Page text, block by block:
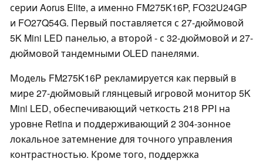
серии Aorus Elite, а именно FM275K16P, FO32U24GP
и FO27Q54G. Первый поставляется с 27-дюймовой
5K Mini LED панелью, а второй - с 32-дюймовой и 27-
дюймовой тандемными OLED панелями.
Модель FM275K16P рекламируется как первый в
мире 27-дюймовый глянцевый игровой монитор 5K
Mini LED, обеспечивающий четкость 218 PPI на
уровне Retina и поддерживающий 2 304-зонное
локальное затемнение для точного управления
контрастностью. Кроме того, поддержка